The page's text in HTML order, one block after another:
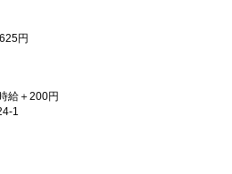
円
給＋200円
1